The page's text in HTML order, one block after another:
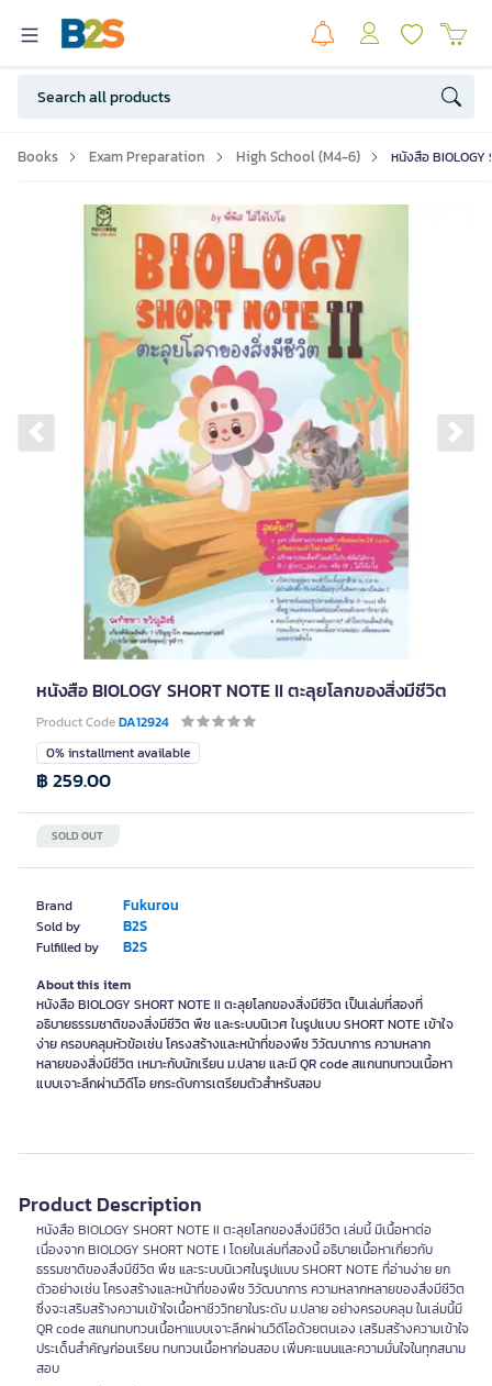
Books Exam Preparation High School (M4-6) หนังสือ BIOLOGY
Previous slide
หนังสือ BIOLOGY SHORT NOTE II ตะลุยโลกของสิ่งมีชีวิต
Product CodeDA12924
Brand Fukurou
Sold by B2S
Fulfilled by B2S
0% installment available
SOLD OUT
฿ 259.00
About this item
หนังสือ BIOLOGY SHORT NOTE II ตะลุยโลกของสิ่งมีชีวิต เป็นเล่มที่สองที่
อธิบายธรรมชาติของสิ่งมีชีวิต พืช และระบบนิเวศ ในรูปแบบ SHORT NOTE เข้าใจ
ง่าย ครอบคลุมหัวข้อเช่น โครงสร้างและหน้าที่ของพืช วิวัฒนาการ ความหลาก
หลายของสิ่งมีชีวิต เหมาะกับนักเรียน ม.ปลาย และมี QR code สแกนทบทวนเนื้อหา
แบบเจาะลึกผ่านวิดีโอ ยกระดับการเตรียมตัวสำหรับสอบ
Product Description
หนังสือ BIOLOGY SHORT NOTE II ตะลุยโลกของสิ่งมีชีวิต เล่มนี้ มีเนื้อหาต่อ
เนื่องจาก BIOLOGY SHORT NOTE I โดยในเล่มที่สองนี้ อธิบายเนื้อหาเกี่ยวกับ
ธรรมชาติของสิ่งมีชีวิต พืช และระบบนิเวศในรูปแบบ SHORT NOTE ที่อ่านง่าย ยก
ตัวอย่างเช่น โครงสร้างและหน้าที่ของพืช วิวัฒนาการ ความหลากหลายของสิ่งมีชีวิต
ซึ่งจะเสริมสร้างความเข้าใจเนื้อหาชีววิทยาในระดับ ม.ปลาย อย่างครอบคลุม ในเล่มนี้มี
QR code สแกนทบทวนเนื้อหาแบบเจาะลึกผ่านวิดีโอด้วยตนเอง เสริมสร้างความเข้าใจ
ประเด็นสำคัญก่อนเรียน ทบทวนเนื้อหาก่อนสอบ เพิ่มคะแนนและความมั่นใจในทุกสนาม
สอบ